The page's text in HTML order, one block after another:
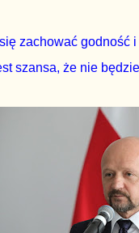
zachować godność
szansa, że nie